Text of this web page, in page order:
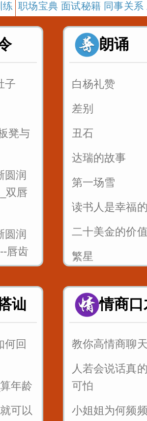
练 职场宝典 面试秘籍 同事关系
子
凳与
圆润
双唇
圆润
唇齿
圆润
舌尖
八百
红凤
朗诵
白杨礼赞
差别
丑石
达瑞的故事
第一场雪
读书人是幸福
二十美金的价值
繁星
父亲的爱
讪
何回
年龄
可以
情商口
教你高情商聊天
人若会说话真
可怕
小姐姐为何频